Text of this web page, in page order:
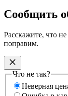
Сообщить
Расскажите, что
поправим.
Что не так?
Неверная